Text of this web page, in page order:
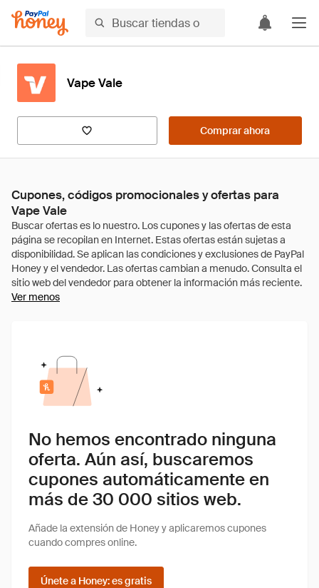
Vape Vale
Comprar ahora
Cupones, códigos promocionales y ofertas para
Vape Vale
Ver menos
No hemos encontrado ninguna
oferta. Aún así, buscaremos
cupones automáticamente en
más de 30 000 sitios web.
Añade la extensión de Honey y aplicaremos cupones
cuando compres online.
Únete a Honey: es gratis